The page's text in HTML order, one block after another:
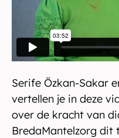
Serife Özkan-Sakar
vertellen je in deze
over de kracht van
BredaMantelzorg dit